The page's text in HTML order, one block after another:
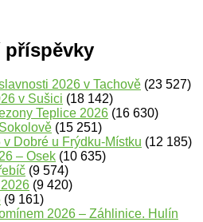
příspěvky
2026 v Tachově (23 527)
v Sušici (18 142)
Teplice 2026 (16 630)
(15 251)
Dobré u Frýdku-Místku (12 185)
– Osek (10 635)
(9 574)
(9 420)
(9 161)
2026 – Záhlinice. Hulín